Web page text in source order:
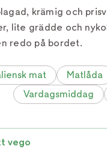
krämig och
lite grädde och
redo på bordet.
mat Matlåda
Vardagsmiddag
vego